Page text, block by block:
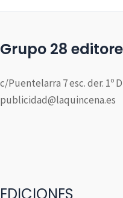
Grupo 28
c/Puentelarra 7 esc. der. 1º D
publicidad@laquincena.es